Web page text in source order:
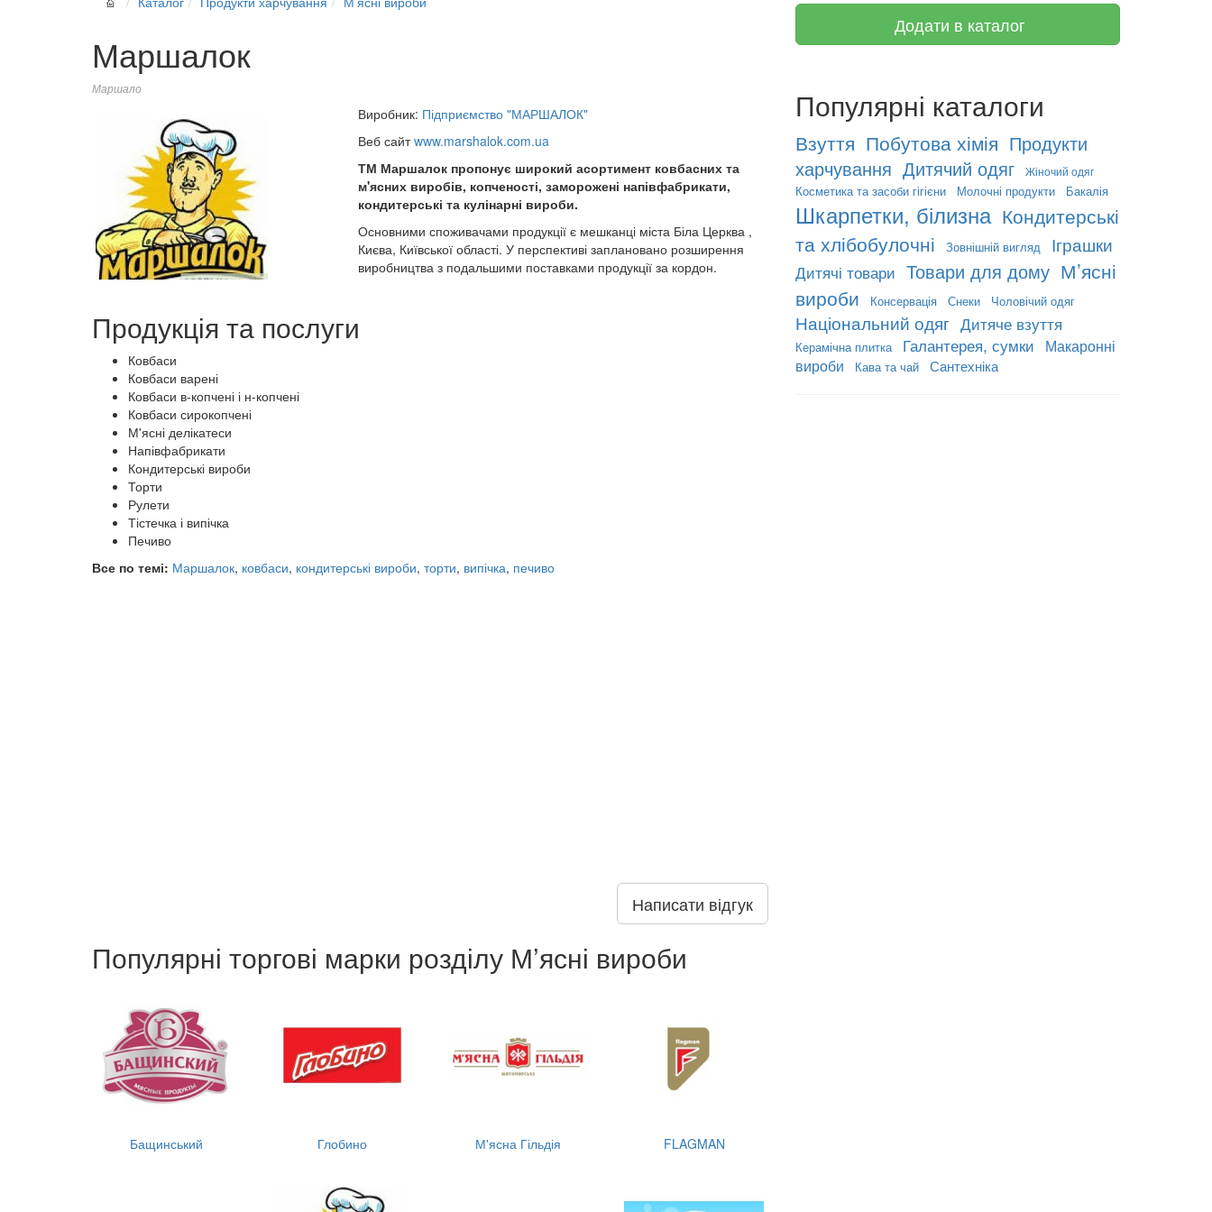
Маршалок
Маршало
Виробник: Підприємство "МАРШАЛОК"
Веб сайтwww.marshalok.com.ua
ТМ Маршалок пропонує широкий асортимент ковбасних та
м'ясних виробів, копченості, заморожені напівфабрикати,
кондитерські та кулінарні вироби.
Основними споживачами продукції є мешканці міста Біла Церква ,
Києва, Київської області. У перспективі заплановано розширення
виробництва з подальшими поставками продукції за кордон.
Продукція та послуги
Ковбаси
Ковбаси варені
Ковбаси в-копчені і н-копчені
Ковбаси сирокопчені
М'ясні делікатеси
Напівфабрикати
Кондитерські вироби
Торти
Рулети
Тістечка і випічка
Печиво
Все по темі: Маршалок, ковбаси, кондитерські вироби, торти, випічка, печиво
Написати відгук
Популярні торгові марки розділу М’ясні вироби
Бащинський Глобино М'ясна Гільдія FLAGMAN
Додати в каталог
Популярні каталоги
Взуття Побутова хімія Продукти
харчування Дитячий одяг Жіночий одяг
Косметика та засоби гігієни Молочні продукти Бакалія
Шкарпетки, білизна Кондитерські
та хлібобулочні
Зовнішній вигляд Іграшки
Дитячі товари Товари для дому М’ясні
вироби
Консервація Снеки Чоловічий одяг
Національний одяг Дитяче взуття
Керамічна плитка Галантерея, сумки
Макаронні
вироби
Кава та чай Сантехніка